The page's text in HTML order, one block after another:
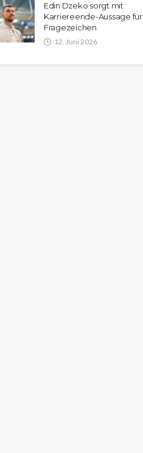
Edin Dzeko sorgt mit
Karriereende-Aussage für
Fragezeichen
12. Juni 2026